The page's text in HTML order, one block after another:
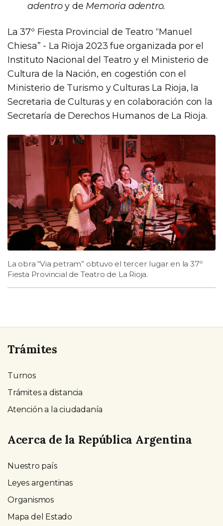
adentroy de Memoria adentro.
La 37º Fiesta Provincial de Teatro “Manuel
Chiesa” - La Rioja 2023 fue organizada por el
Instituto Nacional del Teatro y el Ministerio de
Cultura de la Nación, en cogestión con el
Ministerio de Turismo y Culturas La Rioja, la
Secretaria de Culturas y en colaboración con la
Secretaría de Derechos Humanos de La Rioja.
La obra “Via petram” obtuvo el tercer lugar en la 37º
Fiesta Provincial de Teatro de La Rioja.
Trámites
Turnos
Trámites a distancia
Atención a la ciudadanía
Acerca de la República Argentina
Nuestro país
Leyes argentinas
Organismos
Mapa del Estado